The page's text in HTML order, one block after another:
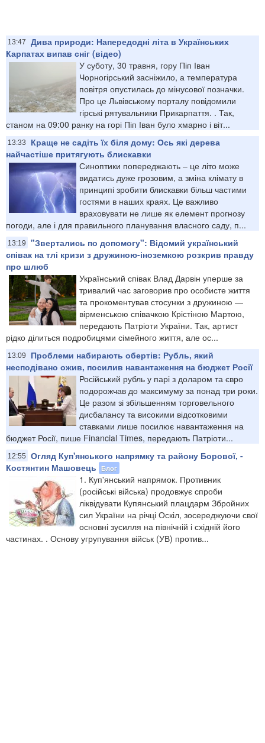
13:47
Дива природи: ​Напередодні літа в Українських
Карпатах випав сніг (відео)
У суботу, 30 травня, гору Піп Іван
Чорногірський засніжило, а температура
повітря опустилась до мінусової позначки.
Про це Львівському порталу повідомили
гірські рятувальники Прикарпаття. . Так,
станом на 09:00 ранку на горі Піп Іван було хмарно і віт...
13:33
Краще не садіть їх біля дому: Ось які дерева
найчастіше притягують блискавки
Синоптики попереджають – це літо може
видатись дуже грозовим, а зміна клімату в
принципі зробити блискавки більш частими
гостями в наших краях. Це важливо
враховувати не лише як елемент прогнозу
погоди, але і для правильного планування власного саду, п...
13:19
"Звертались по допомогу": Відомий український
співак на тлі кризи з дружиною-іноземкою розкрив правду
про шлюб
Український співак Влад Дарвін уперше за
тривалий час заговорив про особисте життя
та прокоментував стосунки з дружиною —
вірменською співачкою Крістіною Мартою,
передають Патріоти України. Так, артист
рідко ділиться подробицями сімейного життя, але ос...
13:09
Проблеми набирають обертів: Рубль, який
несподівано ожив, посилив навантаження на бюджет Росії
Російський рубль у парі з доларом та євро
подорожчав до максимуму за понад три роки.
Це разом зі збільшенням торговельного
дисбалансу та високими відсотковими
ставками лише посилює навантаження на
бюджет Росії, пише Financial Times, передають Патріоти...
12:55
Огляд Куп'янського напрямку та району Борової, -
Костянтин Машовець
Блог
1. Куп'янський напрямок. Противник
(російські війська) продовжує спроби
ліквідувати Купянський плацдарм Збройних
сил України на річці Оскіл, зосереджуючи свої
основні зусилля на північній і східній його
частинах. . Основу угрупування військ (УВ) против...